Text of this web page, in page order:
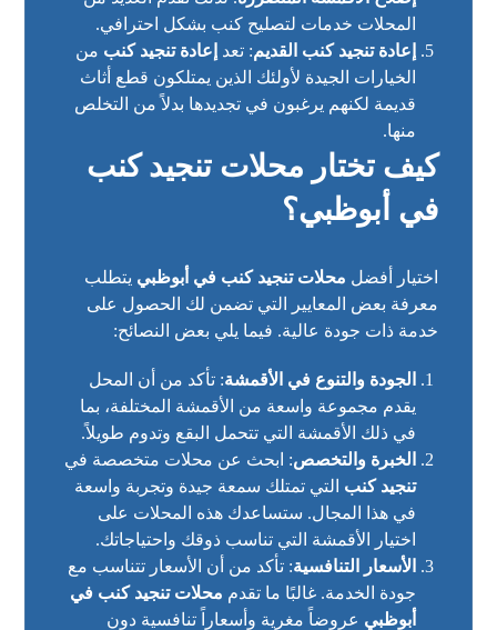
المحلات خدمات لتصليح كنب بشكل احترافي.
إعادة تنجيد كنب القديم: تعد إعادة تنجيد كنب من
الخيارات الجيدة لأولئك الذين يمتلكون قطع أثاث
قديمة لكنهم يرغبون في تجديدها بدلاً من التخلص
منها.
كيف تختار محلات تنجيد كنب
في أبوظبي؟
اختيار أفضل محلات تنجيد كنب في أبوظبي يتطلب
معرفة بعض المعايير التي تضمن لك الحصول على
خدمة ذات جودة عالية. فيما يلي بعض النصائح:
الجودة والتنوع في الأقمشة: تأكد من أن المحل
يقدم مجموعة واسعة من الأقمشة المختلفة، بما
في ذلك الأقمشة التي تتحمل البقع وتدوم طويلاً.
الخبرة والتخصص: ابحث عن محلات متخصصة في
تنجيد كنب التي تمتلك سمعة جيدة وتجربة واسعة
في هذا المجال. ستساعدك هذه المحلات على
اختيار الأقمشة التي تناسب ذوقك واحتياجاتك.
الأسعار التنافسية: تأكد من أن الأسعار تتناسب مع
جودة الخدمة. غالبًا ما تقدم محلات تنجيد كنب في
أبوظبي عروضاً مغرية وأسعاراً تنافسية دون